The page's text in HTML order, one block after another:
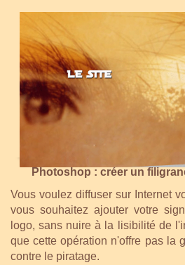
Photoshop : créer un
Vous voulez diffuser sur Internet
vous souhaitez ajouter votre
logo, sans nuire à la lisibilité de
que cette opération n'offre pas la
contre le piratage.